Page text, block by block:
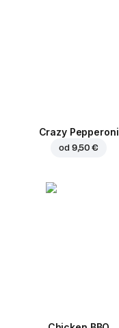
Crazy Pepperoni
od 9,50 €